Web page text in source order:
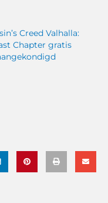
Creed Valhalla:
Chapter gratis